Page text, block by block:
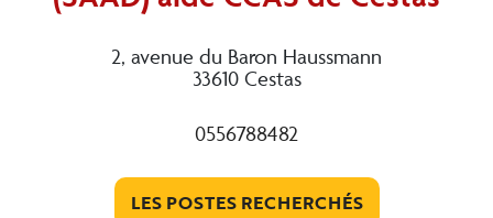
2, avenue du Baron Haussmann
33610 Cestas
0556788482
LES POSTES RECHERCHÉS